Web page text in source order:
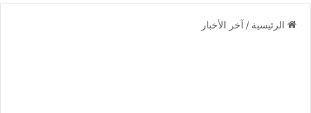
الرئيسية / آخر الأخبار